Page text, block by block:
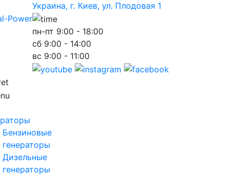
Украина, г. Киев, ул. Плодовая 1
пн-пт 9:00 - 18:00
сб 9:00 - 14:00
вс 9:00 - 11:00
Бензиновые
генераторы
Дизельные
генераторы